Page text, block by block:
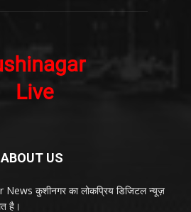
ABOUT US
News कुशीनगर का लोकप्रिय डिजिटल न्यूज़
है।